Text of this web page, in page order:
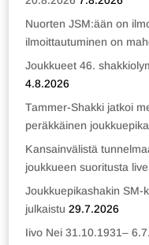
Nuorten JSM:ään on
ilmoittautuminen on
Joukkueet 46.
4.8.2026
Tammer-Shakki jatkoi
peräkkäinen
Kansainvälistä
joukkueen suoritusta
Joukkuepikashakin SM-
julkaistu 29.7.2026
Iivo Nei 31.10.1931–